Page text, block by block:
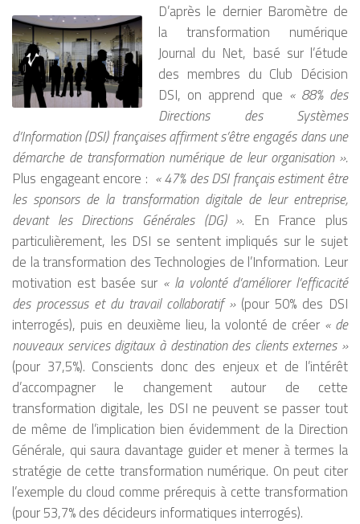
D’après le dernier Baromètre de
la transformation numérique
Journal du Net, basé sur l’étude
des membres du Club Décision
DSI, on apprend que « 88% des
Directions des Systèmes
d’Information (DSI) françaises affirment s’être engagés dans une
démarche de transformation numérique de leur organisation ».
Plus engageant encore : « 47% des DSI français estiment être
les sponsors de la transformation digitale de leur entreprise,
devant les Directions Générales (DG) ». En France plus
particulièrement, les DSI se sentent impliqués sur le sujet
de la transformation des Technologies de l’Information. Leur
motivation est basée sur « la volonté d’améliorer l’efficacité
des processus et du travail collaboratif »(pour 50% des DSI
interrogés), puis en deuxième lieu, la volonté de créer « de
nouveaux services digitaux à destination des clients externes »
(pour 37,5%). Conscients donc des enjeux et de l’intérêt
d’accompagner le changement autour de cette
transformation digitale, les DSI ne peuvent se passer tout
de même de l’implication bien évidemment de la Direction
Générale, qui saura davantage guider et mener à termes la
stratégie de cette transformation numérique. On peut citer
l’exemple du cloud comme prérequis à cette transformation
(pour 53,7% des décideurs informatiques interrogés).